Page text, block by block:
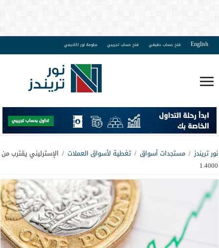
English فتح حساب حقيقي فتح حساب تجريبي دبلومة نور اكاديمي
نور تريندز / مستجدات أسواق / تغطية لأسواق العملات / الإسترليني يقترب من
1.4000